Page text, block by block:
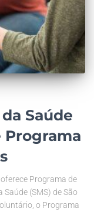
Saúde
Programa
Programa de
(SMS) de São
o Programa